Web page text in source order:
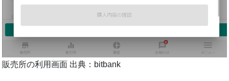
販売所の利用画面 出典：bitbank